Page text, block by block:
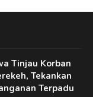
Tinjau Korban
Tekankan
Terpadu